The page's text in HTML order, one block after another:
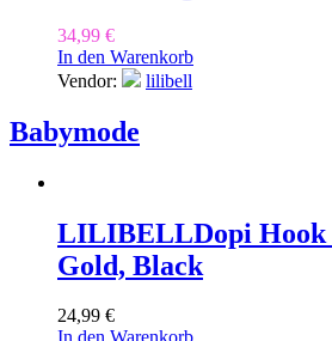
34,99 €
In den Warenkorb
Vendor:
lilibell
Babymode
LILIBELLDopi Hook
Gold, Black
24,99 €